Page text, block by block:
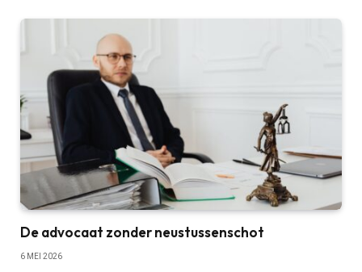
De advocaat zonder neustussenschot
6 MEI 2026